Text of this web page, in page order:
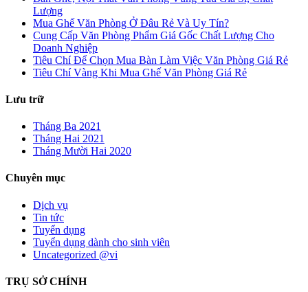
Lượng
Mua Ghế Văn Phòng Ở Đâu Rẻ Và Uy Tín?
Cung Cấp Văn Phòng Phẩm Giá Gốc Chất Lượng Cho
Doanh Nghiệp
Tiêu Chí Để Chọn Mua Bàn Làm Việc Văn Phòng Giá Rẻ
Tiêu Chí Vàng Khi Mua Ghế Văn Phòng Giá Rẻ
Lưu trữ
Tháng Ba 2021
Tháng Hai 2021
Tháng Mười Hai 2020
Chuyên mục
Dịch vụ
Tin tức
Tuyển dụng
Tuyển dụng dành cho sinh viên
Uncategorized @vi
TRỤ SỞ CHÍNH